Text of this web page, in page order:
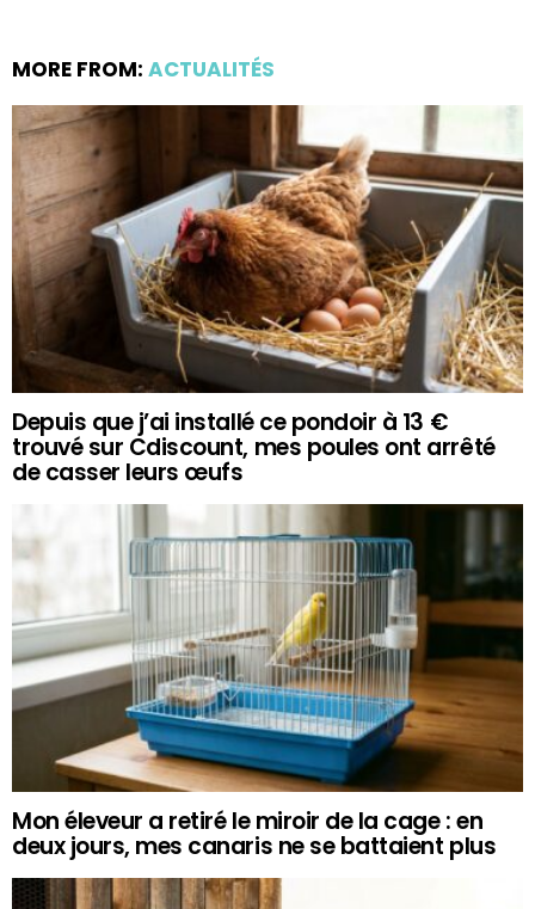
MORE FROM: ACTUALITÉS
Depuis que j’ai installé ce pondoir à 13 €
trouvé sur Cdiscount, mes poules ont arrêté
de casser leurs œufs
Mon éleveur a retiré le miroir de la cage : en
deux jours, mes canaris ne se battaient plus